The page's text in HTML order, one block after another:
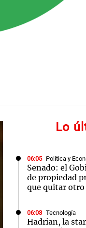
Lo
06:05 Política y
Senado: el
de propiedad
que quitar
06:03 Tecnología
Hadrian, la